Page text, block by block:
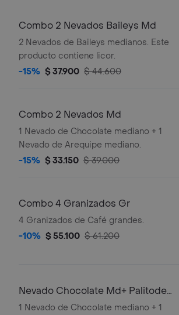
Combo 2 Nevados Baileys Md
2 Nevados de Baileys medianos. Este
producto contiene licor.
-15% $ 37.900 $ 44.600
Combo 2 Nevados Md
1 Nevado de Chocolate mediano + 1
Nevado de Arequipe mediano.
-15% $ 33.150 $ 39.000
Combo 4 Granizados Gr
4 Granizados de Café grandes.
-10% $ 55.100 $ 61.200
Nevado Chocolate Md+ Palitode
Queso
1 Nevado de Chocolate mediano + 1